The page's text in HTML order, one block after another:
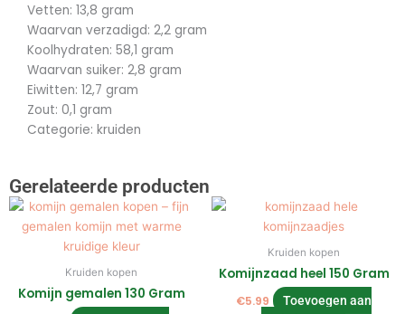
Vetten: 13,8 gram
Waarvan verzadigd: 2,2 gram
Koolhydraten: 58,1 gram
Waarvan suiker: 2,8 gram
Eiwitten: 12,7 gram
Zout: 0,1 gram
Categorie: kruiden
Gerelateerde producten
Kruiden kopen
Komijn gemalen 130 Gram
Kruiden kopen
Komijnzaad heel 150 Gram
€5.99
Toevoegen aan